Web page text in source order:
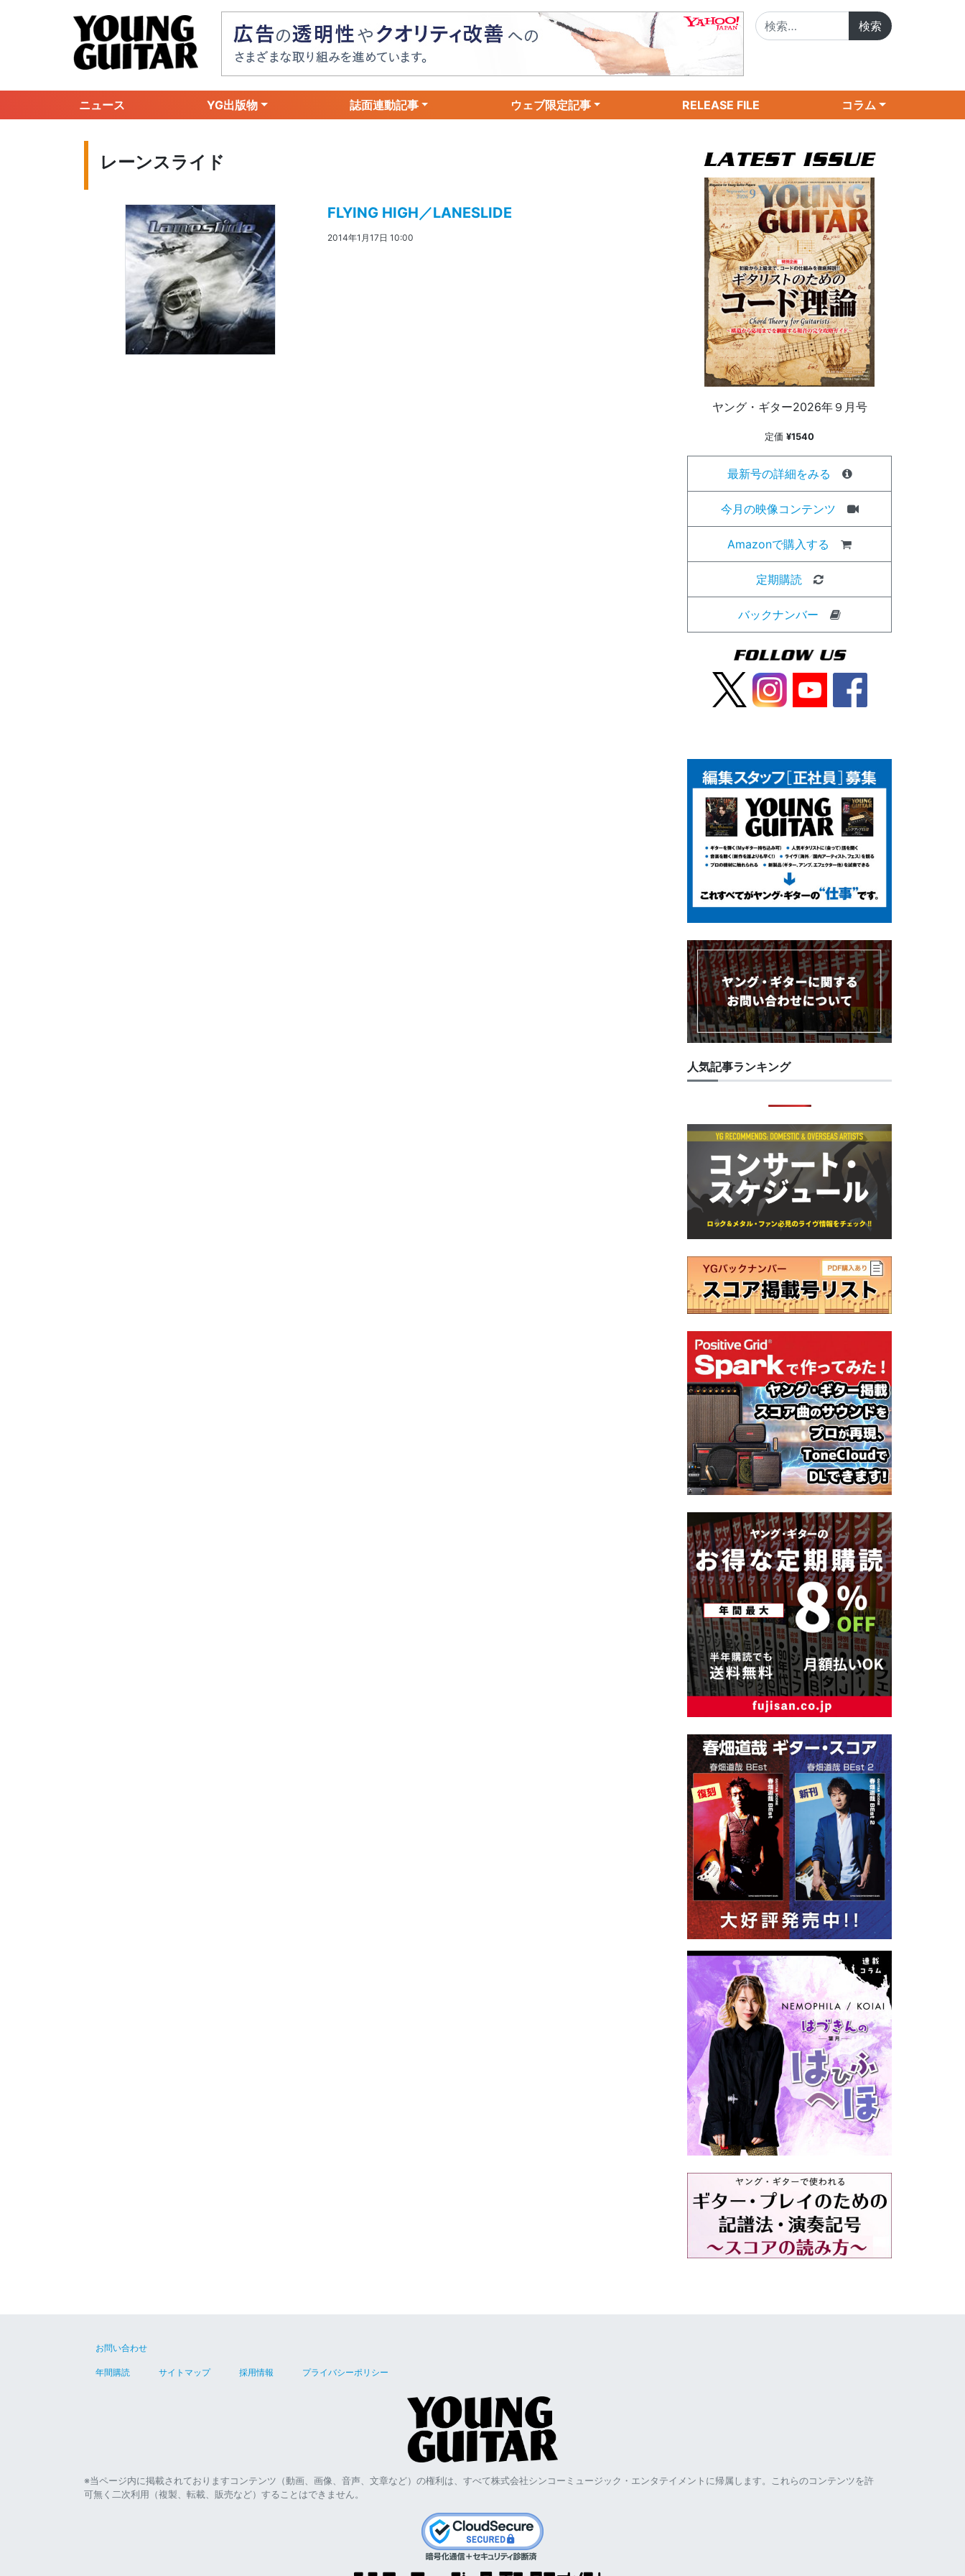
ニュース YG出版物 誌面連動記事 ウェブ限定記事 RELEASE FILE コラム
レーンスライド
FLYING HIGH／LANESLIDE
2014年1月17日 10:00
ヤング・ギター2026年９月号
定価 ¥1540
最新号の詳細をみる
今月の映像コンテンツ
Amazonで購入する
定期購読
バックナンバー
人気記事ランキング
お問い合わせ
年間購読 サイトマップ 採用情報 プライバシーポリシー
※当ページ内に掲載されておりますコンテンツ（動画、画像、音声、文章など）の権利は、すべて株式会社シンコーミュージック・エンタテイメントに帰属します。これらのコンテンツを許
可無く二次利用（複製、転載、販売など）することはできません。